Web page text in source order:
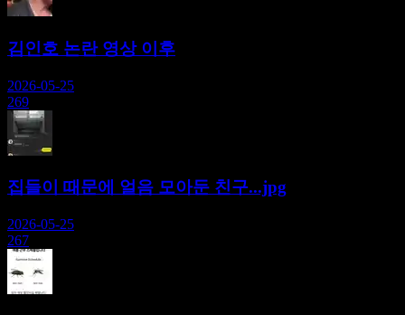
김인호 논란 영상 이후
2026-05-25
269
집들이 때문에 얼음 모아둔 친구...jpg
2026-05-25
267